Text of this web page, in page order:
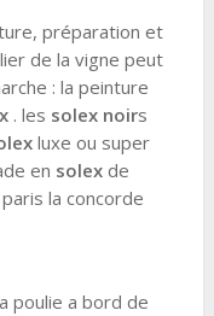
préparation et
de la vigne peut
: la peinture
. les solex noirs
luxe ou super
en solexde
la concorde
poulie a bord de